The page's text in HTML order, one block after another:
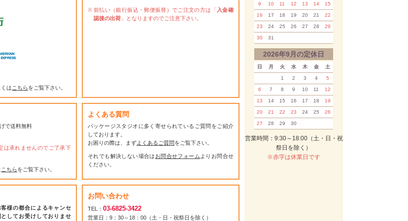
は こちらをご覧下さい。
前払い（銀行振込・郵便振替）でご注文の方は「 入金確
認後の出荷 」となりますのでご注意下さい。
で送料無料
は承れませんのでご了承下
こちらをご覧下さい。
よくある質問
パッケージスタジオに多く寄せられているご質問をご紹介
しております。
お困りの際は、まずよくあるご質問をご覧下さい。
それでも解決しない場合は お問合せフォーム よりお問合せ
ください。
客様の都合によるキャンセ
してお受けしておりませ
お問い合わせ
TEL： 03-6825-3422
営業日：9：30～18：00（土・日・祝祭日を除く）
9 10 11 12 13 14 15
16 17 18 19 20 21 22
23 24 25 26 27 28 29
30 31
2026年9月の定休日
日 月 火 水 木 金 土
1 2 3 4 5
6 7 8 9 10 11 12
13 14 15 16 17 18 19
20 21 22 23 24 25 26
27 28 29 30
営業時間：9:30～18:00（土・日・祝
祭日を除く）
※赤字は休業日です